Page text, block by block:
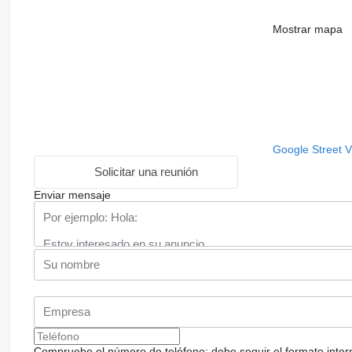
Mostrar mapa
Google Street
Solicitar una reunión
Enviar mensaje